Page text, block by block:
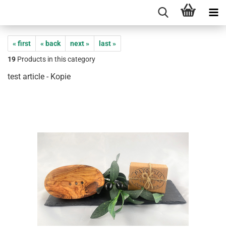
« first « back next »
last »
19 Products in this category
test article - Kopie